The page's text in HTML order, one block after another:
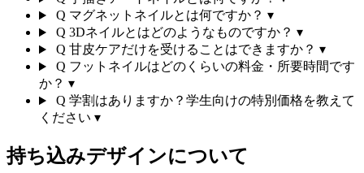
Q マグネットネイルとは何ですか？ ▾
Q 3Dネイルとはどのようなものですか？ ▾
Q 甘皮ケアだけを受けることはできますか？ ▾
Q フットネイルはどのくらいの料金・所要時間です
か？ ▾
Q 学割はありますか？学生向けの特別価格を教えて
ください ▾
持ち込みデザインについて